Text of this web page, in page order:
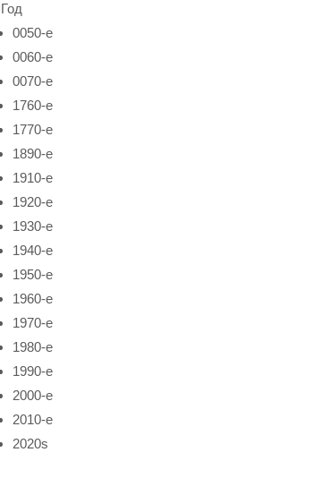
Год
0050-е
0060-е
0070-е
1760-е
1770-е
1890-е
1910-е
1920-е
1930-е
1940-е
1950-е
1960-е
1970-е
1980-е
1990-е
2000-е
2010-е
2020s